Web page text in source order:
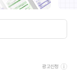
광고신청